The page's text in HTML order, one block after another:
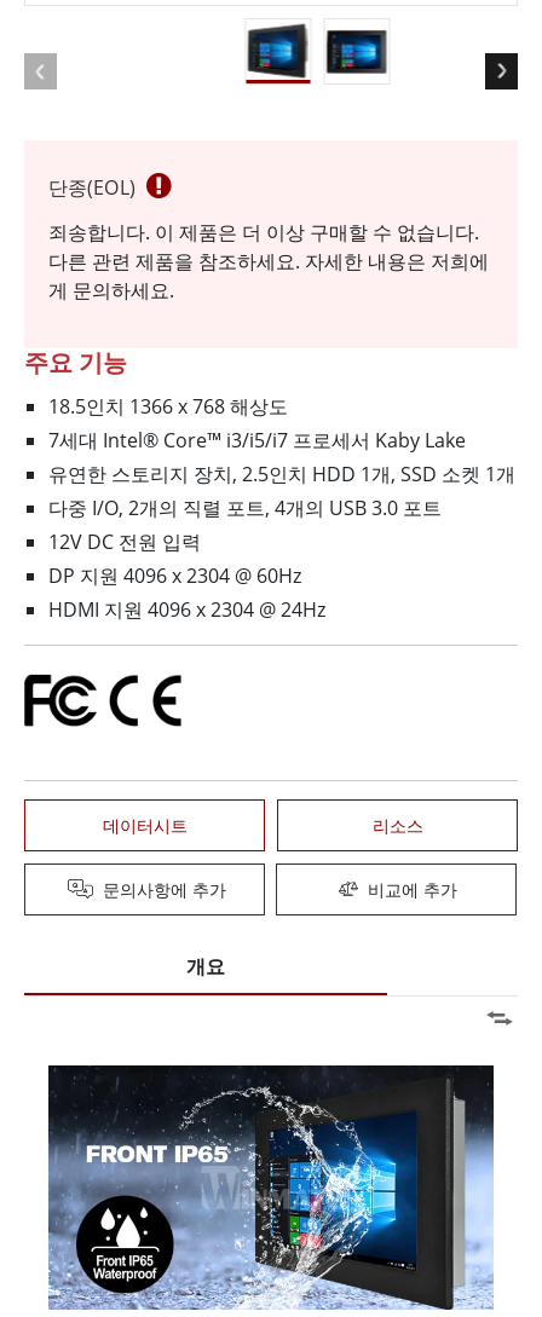
단종(EOL)
죄송합니다. 이 제품은 더 이상 구매할 수 없습니다.
다른 관련 제품을 참조하세요. 자세한 내용은 저희에
게 문의하세요.
주요 기능
18.5인치 1366 x 768 해상도
7세대 Intel® Core™ i3/i5/i7 프로세서 Kaby Lake
유연한 스토리지 장치, 2.5인치 HDD 1개, SSD 소켓 1개
다중 I/O, 2개의 직렬 포트, 4개의 USB 3.0 포트
12V DC 전원 입력
DP 지원 4096 x 2304 @ 60Hz
HDMI 지원 4096 x 2304 @ 24Hz
데이터시트 리소스
문의사항에 추가 비교에 추가
개요